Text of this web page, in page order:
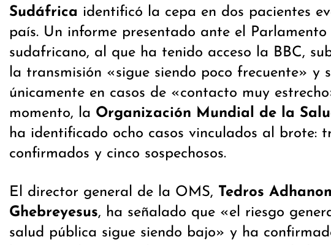
Sudáfrica identificó la cepa en dos pacientes
país. Un informe presentado ante el Parlamento
sudafricano, al que ha tenido acceso la BBC,
la transmisión «sigue siendo poco frecuente» y
únicamente en casos de «contacto muy
momento, la Organización Mundial de la
ha identificado ocho casos vinculados al brote:
confirmados y cinco sospechosos.
El director general de la OMS, Tedros
Ghebreyesus, ha señalado que «el riesgo
salud pública sigue siendo bajo» y ha